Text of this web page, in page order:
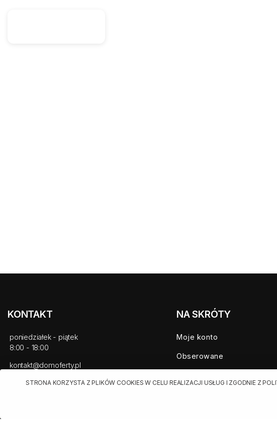
KONTAKT
poniedziałek - piątek
8:00 - 18:00
kontakt@domoferty.pl
NA SKRÓTY
Moje konto
Obserowane
STRONA KORZYSTA Z PLIKÓW COOKIES W CELU REALIZACJI USŁUG I ZGODNIE Z